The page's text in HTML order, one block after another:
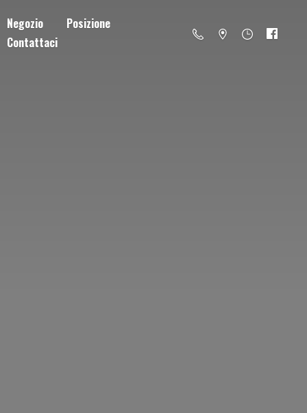
Negozio
Posizione
Contattaci